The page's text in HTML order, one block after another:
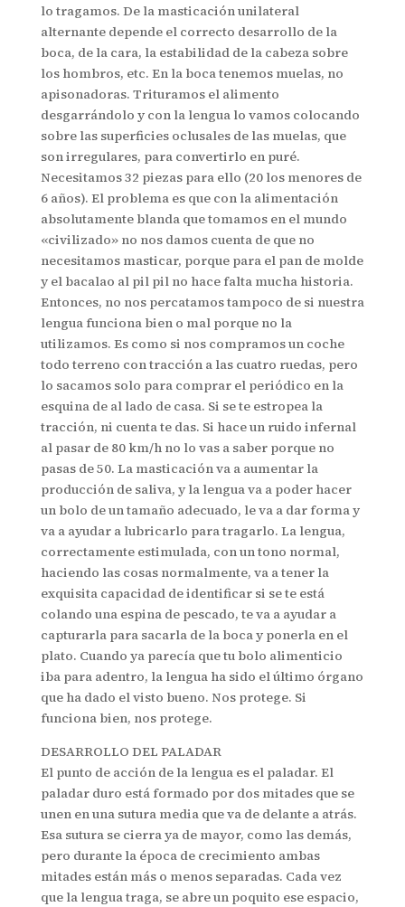
lo tragamos. De la masticación unilateral
alternante depende el correcto desarrollo de la
boca, de la cara, la estabilidad de la cabeza sobre
los hombros, etc. En la boca tenemos muelas, no
apisonadoras. Trituramos el alimento
desgarrándolo y con la lengua lo vamos colocando
sobre las superficies oclusales de las muelas, que
son irregulares, para convertirlo en puré.
Necesitamos 32 piezas para ello (20 los menores de
6 años). El problema es que con la alimentación
absolutamente blanda que tomamos en el mundo
«civilizado» no nos damos cuenta de que no
necesitamos masticar, porque para el pan de molde
y el bacalao al pil pil no hace falta mucha historia.
Entonces, no nos percatamos tampoco de si nuestra
lengua funciona bien o mal porque no la
utilizamos. Es como si nos compramos un coche
todo terreno con tracción a las cuatro ruedas, pero
lo sacamos solo para comprar el periódico en la
esquina de al lado de casa. Si se te estropea la
tracción, ni cuenta te das. Si hace un ruido infernal
al pasar de 80 km/h no lo vas a saber porque no
pasas de 50. La masticación va a aumentar la
producción de saliva, y la lengua va a poder hacer
un bolo de un tamaño adecuado, le va a dar forma y
va a ayudar a lubricarlo para tragarlo. La lengua,
correctamente estimulada, con un tono normal,
haciendo las cosas normalmente, va a tener la
exquisita capacidad de identificar si se te está
colando una espina de pescado, te va a ayudar a
capturarla para sacarla de la boca y ponerla en el
plato. Cuando ya parecía que tu bolo alimenticio
iba para adentro, la lengua ha sido el último órgano
que ha dado el visto bueno. Nos protege. Si
funciona bien, nos protege.
DESARROLLO DEL PALADAR
El punto de acción de la lengua es el paladar. El
paladar duro está formado por dos mitades que se
unen en una sutura media que va de delante a atrás.
Esa sutura se cierra ya de mayor, como las demás,
pero durante la época de crecimiento ambas
mitades están más o menos separadas. Cada vez
que la lengua traga, se abre un poquito ese espacio,